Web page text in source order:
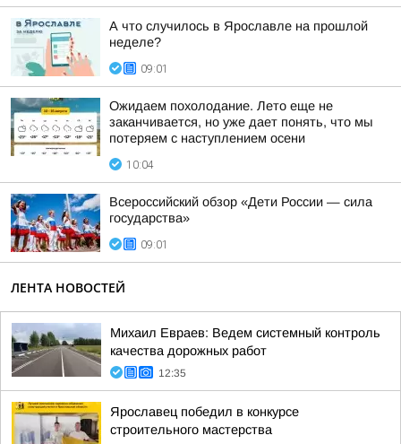
А что случилось в Ярославле на прошлой
неделе?
09:01
Ожидаем похолодание. Лето еще не
заканчивается, но уже дает понять, что мы
потеряем с наступлением осени
10:04
Всероссийский обзор «Дети России — сила
государства»
09:01
ЛЕНТА НОВОСТЕЙ
Михаил Евраев: Ведем системный контроль
качества дорожных работ
12:35
Ярославец победил в конкурсе
строительного мастерства